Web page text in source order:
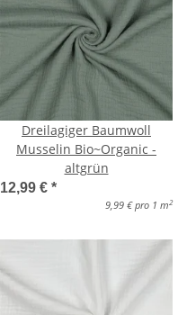
Dreilagiger Baumwoll
Musselin Bio~Organic -
altgrün
12,99 € *
9,99 € pro 1 m 2